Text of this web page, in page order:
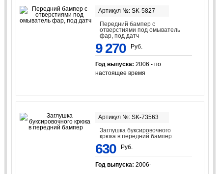
Артикул №: SK-5827
Передний бампер с
отверстиями под омыватель
фар, под датч
9 270 Руб.
Год выпуска: 2006 - по
настоящее время
Артикул №: SK-73563
Заглушка буксировочного
крюка в передний бампер
630 Руб.
Год выпуска: 2006-